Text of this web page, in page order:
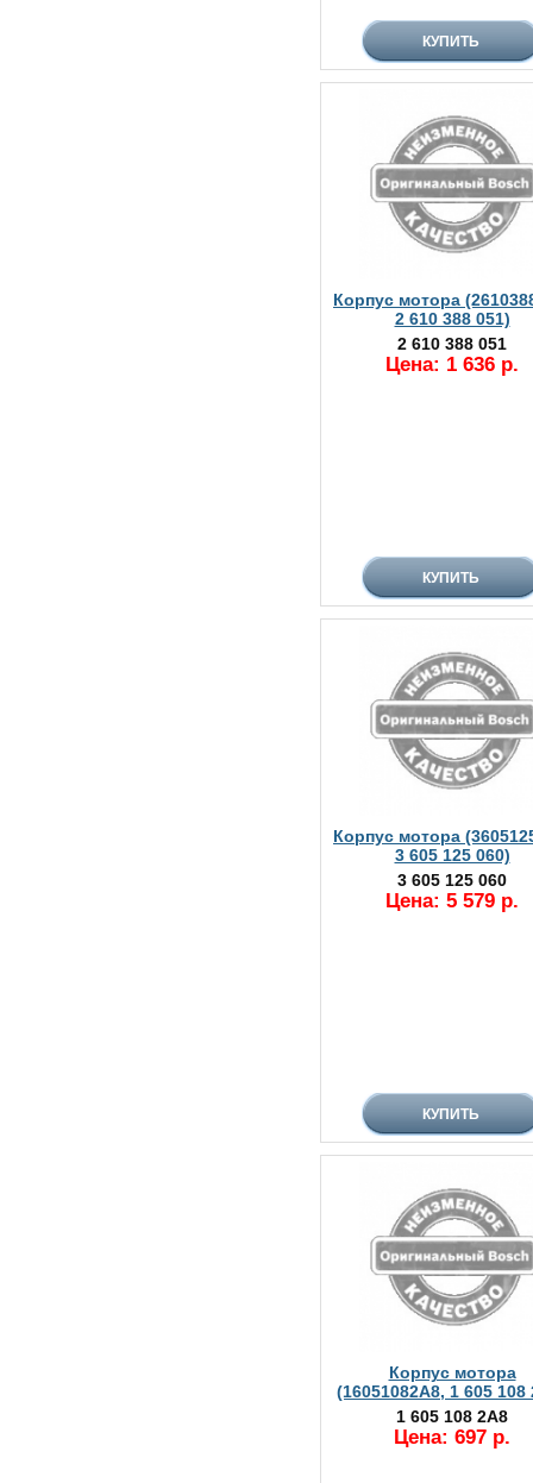
Корпус мотора
2 610 388 051)
2 610 388 051
Цена: 1 636 р.
Корпус мотора
3 605 125 060)
3 605 125 060
Цена: 5 579 р.
Корпус мотора
(16051082A8, 1 605 108
1 605 108 2A8
Цена: 697 р.